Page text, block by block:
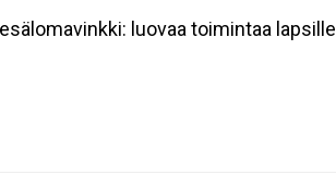
luovaa toimintaa lapsille